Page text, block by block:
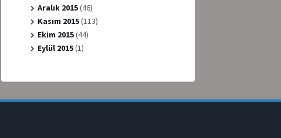
Aralık 2015(46)
Kasım 2015(113)
Ekim 2015(44)
Eylül 2015(1)